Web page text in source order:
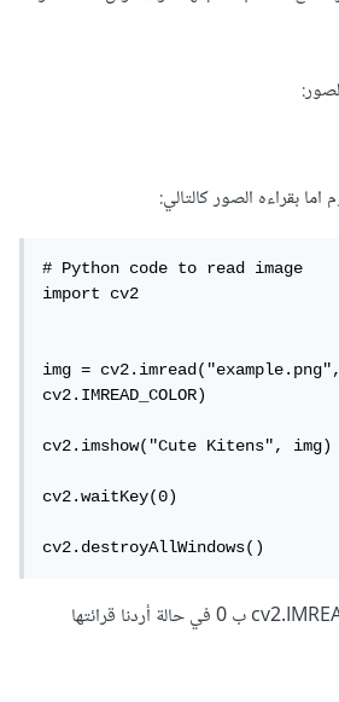
بقراءه الصور كالتالي:
# Python code to read image
import cv2
img = cv2.imread("example.png",
cv2.IMREAD_COLOR)
cv2.imshow("Cute Kitens", img)
cv2.waitKey(0)
cv2.destroyAllWindows()
ويمكن تبديل cv2.IMREAD_COLOR ب 0 في حالة أردنا قرائتها